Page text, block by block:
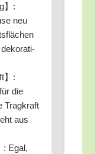
】:
neu
deko­ra­ti­
】:
die
Trag­kraft
aus
: Egal,